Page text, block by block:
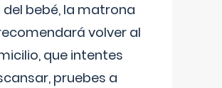
del bebé, la matrona
volver al
que intentes
pruebes a